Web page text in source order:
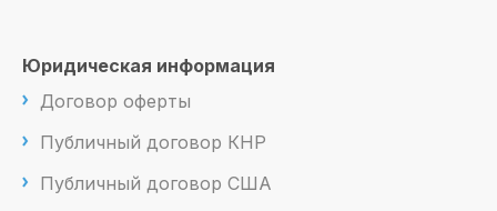
Юридическая информация
Договор оферты
Публичный договор КНР
Публичный договор США